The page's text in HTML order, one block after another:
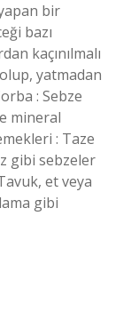
bir
bazı
kaçınılmalı
yatmadan
: Sebze
mineral
: Taze
gibi sebzeler
et veya
gibi